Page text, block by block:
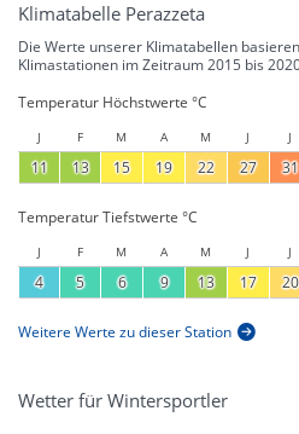
Klimatabelle Perazzeta
Die Werte unserer Klimatabellen
Klimastationen im Zeitraum 2015 bis
Temperatur Höchstwerte °C
J F M A M J J
11 13 15 19 22 27 31
Temperatur Tiefstwerte °C
J F M A M J J
4 5 6 9 13 17 20
Weitere Werte zu dieser Station
Wetter für Wintersportler